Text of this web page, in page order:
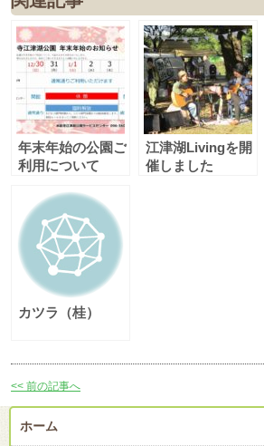
年末年始の公園ご
利用について
江津湖Livingを開
催しました
カツラ（桂）
<< 前の記事へ
ホーム